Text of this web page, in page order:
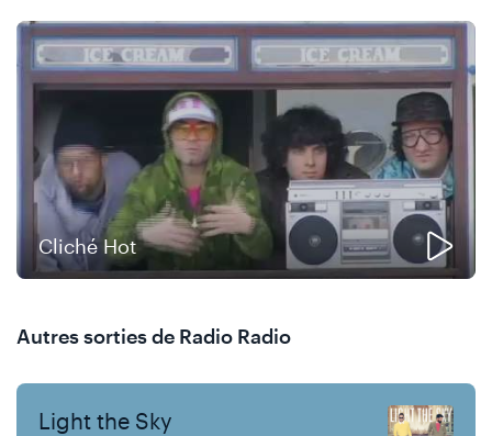
Cliché Hot
Autres sorties de Radio Radio
Light the Sky